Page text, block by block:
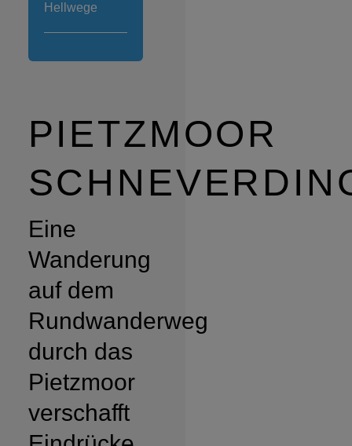
Hellwege
PIETZMOOR
Eine
Wanderung
auf dem
Rundwanderweg
durch das
Pietzmoor
verschafft